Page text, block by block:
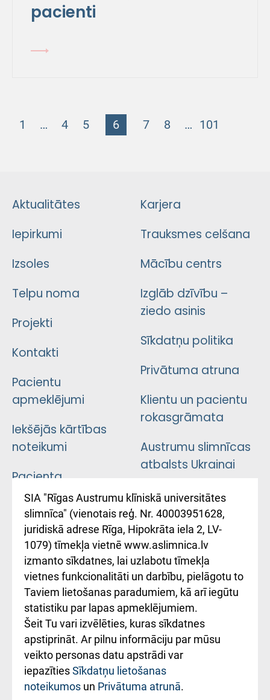
pacienti
1 … 4 5 6 7 8 … 101
Aktualitātes
Iepirkumi
Izsoles
Telpu noma
Projekti
Kontakti
Pacientu
apmeklējumi
Iekšējās kārtības
noteikumi
Pacienta
atsauksmju/sūdzību
iesniegšanas
kārtība
Kā pie mums nokļūt
Rēķinu apmaksas
ceļvedis
Rekvizīti un
ārstniecības
iestādes kods
010000234
Karjera
Trauksmes celšana
Mācību centrs
Izglāb dzīvību –
ziedo asinis
Sīkdatņu politika
Privātuma atruna
Klientu un pacientu
rokasgrāmata
Austrumu slimnīcas
atbalsts Ukrainai
Підтримка Східної
лікарні та співпраця з
Україною
SIA "Rīgas Austrumu klīniskā universitātes
slimnīca" (vienotais reģ. Nr. 40003951628,
juridiskā adrese Rīga, Hipokrāta iela 2, LV-
1079) tīmekļa vietnē www.aslimnica.lv
izmanto sīkdatnes, lai uzlabotu tīmekļa
vietnes funkcionalitāti un darbību, pielāgotu to
Taviem lietošanas paradumiem, kā arī iegūtu
statistiku par lapas apmeklējumiem.
Šeit Tu vari izvēlēties, kuras sīkdatnes
apstiprināt. Ar pilnu informāciju par mūsu
veikto personas datu apstrādi var
iepazītiesSīkdatņu lietošanas
noteikumos un Privātuma atrunā.